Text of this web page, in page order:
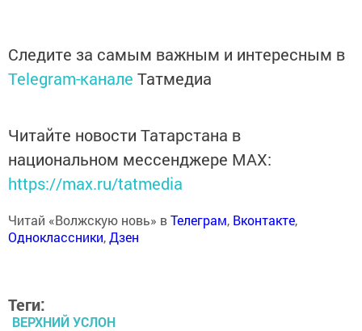
Следите за самым важным и интересным в
Telegram-канале Татмедиа
Читайте новости Татарстана в
национальном мессенджере MАХ:
https://max.ru/tatmedia
Читай «Волжскую новь» вТелеграм, Вконтакте,
Одноклассники,Дзен
Теги:
ВЕРХНИЙ УСЛОН